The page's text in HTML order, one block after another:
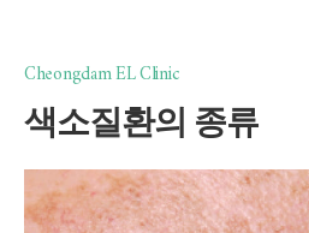
Cheongdam EL Clinic
색소질환의 종류